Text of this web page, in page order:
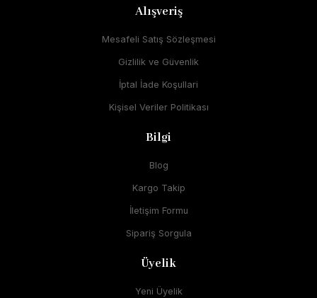
Alışveriş
Mesafeli Satış Sözleşmesi
Gizlilik ve Güvenlik
İptal İade Koşullari
Kişisel Veriler Politikası
Bilgi
Blog
Kargo Takip
İletişim Formu
Sipariş Sorgula
Üyelik
Yeni Üyelik